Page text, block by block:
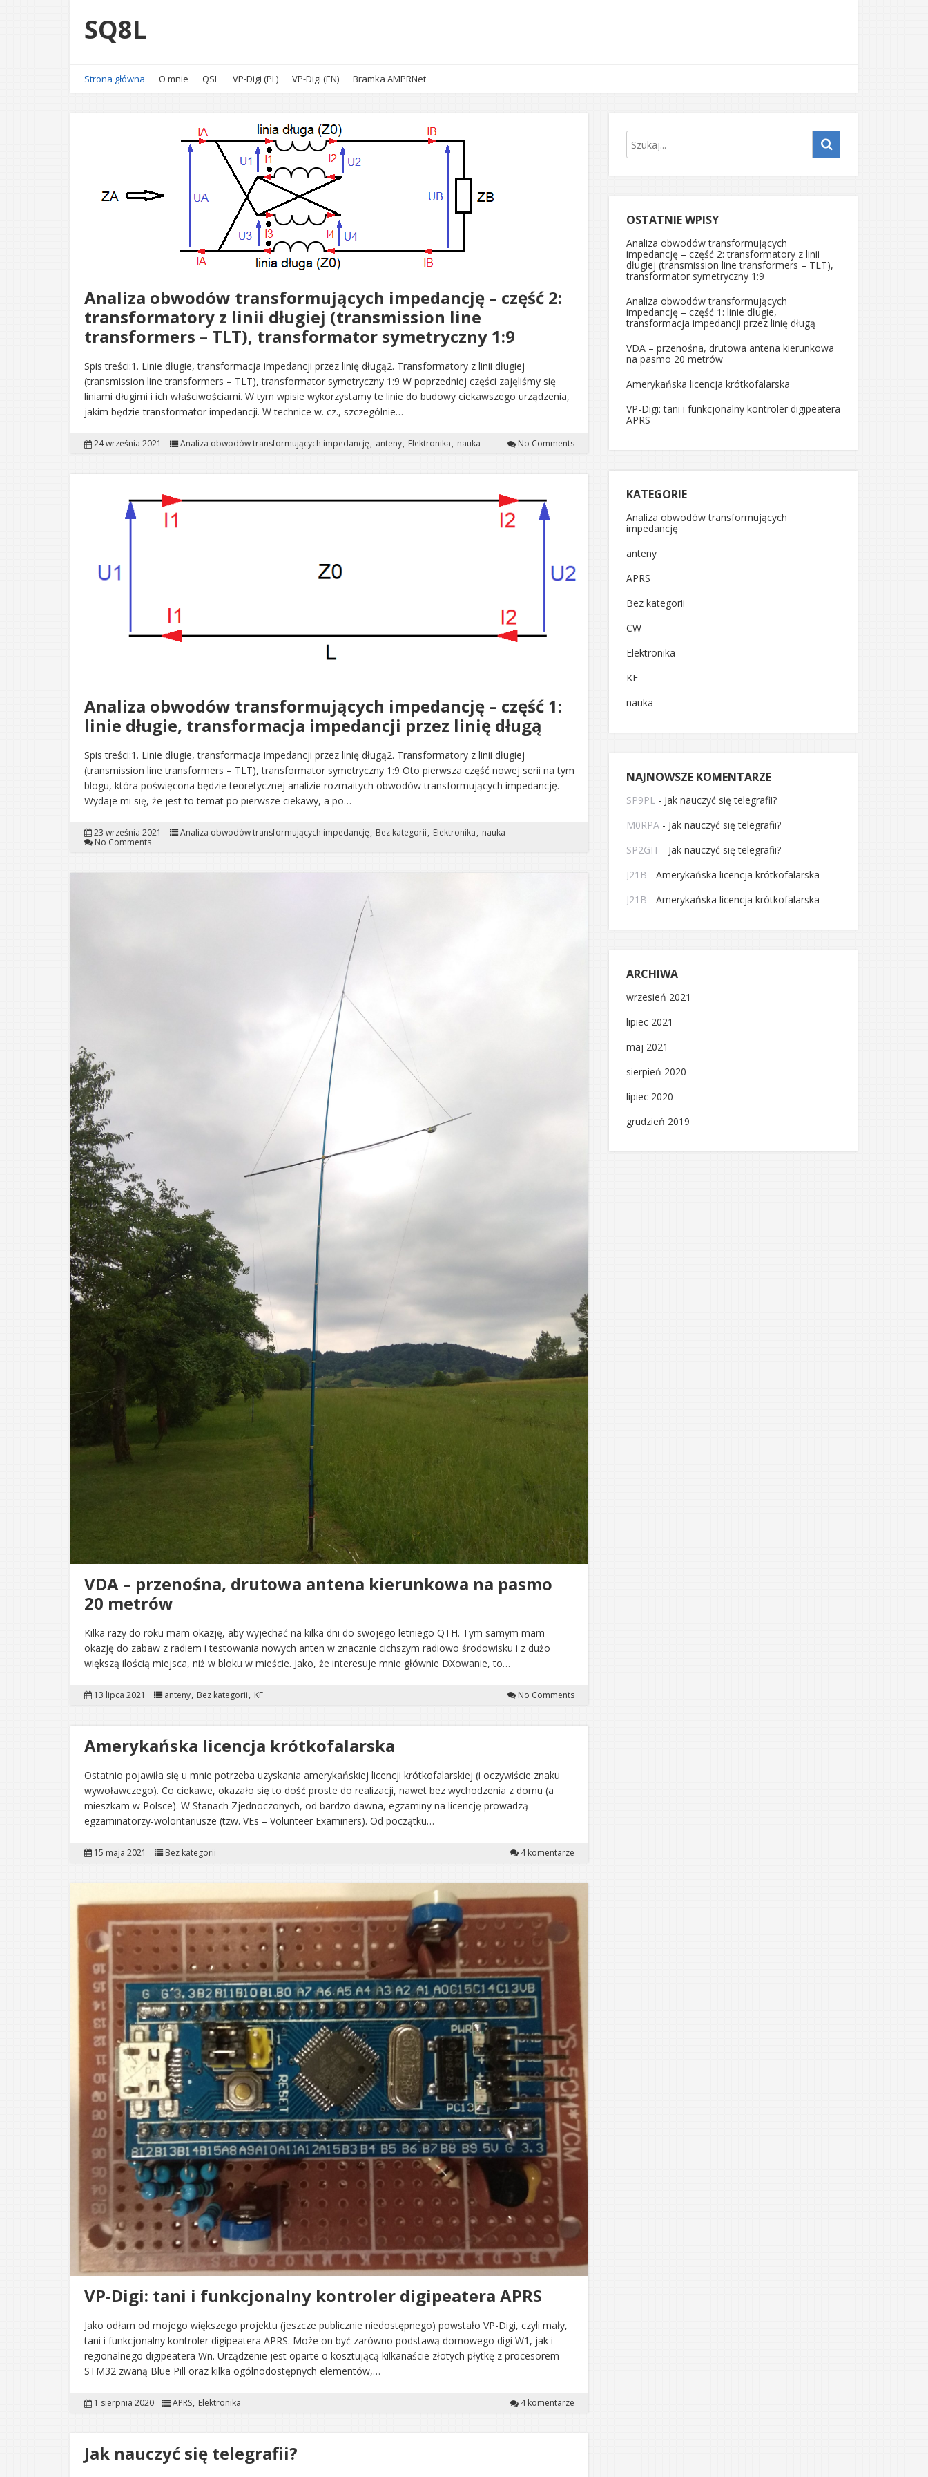
SQ8L
Strona główna O mnie QSL VP-Digi (PL) VP-Digi (EN) Bramka AMPRNet
Analiza obwodów transformujących impedancję – część 2:
transformatory z linii długiej (transmission line
transformers – TLT), transformator symetryczny 1:9
Spis treści:1. Linie długie, transformacja impedancji przez linię długą2. Transformatory z linii długiej
(transmission line transformers – TLT), transformator symetryczny 1:9 W poprzedniej części zajęliśmy się
liniami długimi i ich właściwościami. W tym wpisie wykorzystamy te linie do budowy ciekawszego urządzenia,
jakim będzie transformator impedancji. W technice w. cz., szczególnie…
24 września 2021 Analiza obwodów transformujących impedancję anteny Elektronika nauka No Comments
Analiza obwodów transformujących impedancję – część 1:
linie długie, transformacja impedancji przez linię długą
Spis treści:1. Linie długie, transformacja impedancji przez linię długą2. Transformatory z linii długiej
(transmission line transformers – TLT), transformator symetryczny 1:9 Oto pierwsza część nowej serii na tym
blogu, która poświęcona będzie teoretycznej analizie rozmaitych obwodów transformujących impedancję.
Wydaje mi się, że jest to temat po pierwsze ciekawy, a po…
23 września 2021 Analiza obwodów transformujących impedancję Bez kategorii Elektronika
nauka
No Comments
VDA – przenośna, drutowa antena kierunkowa na pasmo
20 metrów
Kilka razy do roku mam okazję, aby wyjechać na kilka dni do swojego letniego QTH. Tym samym mam
okazję do zabaw z radiem i testowania nowych anten w znacznie cichszym radiowo środowisku i z dużo
większą ilością miejsca, niż w bloku w mieście. Jako, że interesuje mnie głównie DXowanie, to…
13 lipca 2021 anteny Bez kategorii KF No Comments
Amerykańska licencja krótkofalarska
Ostatnio pojawiła się u mnie potrzeba uzyskania amerykańskiej licencji krótkofalarskiej (i oczywiście znaku
wywoławczego). Co ciekawe, okazało się to dość proste do realizacji, nawet bez wychodzenia z domu (a
mieszkam w Polsce). W Stanach Zjednoczonych, od bardzo dawna, egzaminy na licencję prowadzą
egzaminatorzy-wolontariusze (tzw. VEs – Volunteer Examiners). Od początku…
15 maja 2021 Bez kategorii 4 komentarze
VP-Digi: tani i funkcjonalny kontroler digipeatera APRS
Jako odłam od mojego większego projektu (jeszcze publicznie niedostępnego) powstało VP-Digi, czyli mały,
tani i funkcjonalny kontroler digipeatera APRS. Może on być zarówno podstawą domowego digi W1, jak i
regionalnego digipeatera Wn. Urządzenie jest oparte o kosztującą kilkanaście złotych płytkę z procesorem
STM32 zwaną Blue Pill oraz kilka ogólnodostępnych elementów,…
1 sierpnia 2020 APRS Elektronika 4 komentarze
Jak nauczyć się telegrafii?
OSTATNIE WPISY
Analiza obwodów transformujących
impedancję – część 2: transformatory z linii
długiej (transmission line transformers – TLT),
transformator symetryczny 1:9
Analiza obwodów transformujących
impedancję – część 1: linie długie,
transformacja impedancji przez linię długą
VDA – przenośna, drutowa antena kierunkowa
na pasmo 20 metrów
Amerykańska licencja krótkofalarska
VP-Digi: tani i funkcjonalny kontroler digipeatera
APRS
KATEGORIE
Analiza obwodów transformujących
impedancję
anteny
APRS
Bez kategorii
CW
Elektronika
KF
nauka
NAJNOWSZE KOMENTARZE
SP9PL - Jak nauczyć się telegrafii?
M0RPA - Jak nauczyć się telegrafii?
SP2GIT - Jak nauczyć się telegrafii?
J21B - Amerykańska licencja krótkofalarska
J21B - Amerykańska licencja krótkofalarska
ARCHIWA
wrzesień 2021
lipiec 2021
maj 2021
sierpień 2020
lipiec 2020
grudzień 2019